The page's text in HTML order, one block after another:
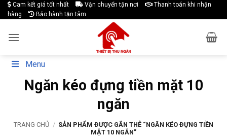
Skip
to
Cam kết giá tốt nhất Vận chuyển tận nơi
Thanh toán khi nhận
hàng
Bảo hành tận tâm
Menu
Ngăn kéo đựng tiền mặt 10
ngăn
TRANG CHỦ / SẢN PHẨM ĐƯỢC GẮN THẺ “NGĂN KÉO ĐỰNG TIỀN
MẶT 10 NGĂN”